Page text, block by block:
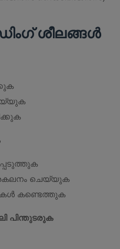
ശീലങ്ങൾ
ചെയ്യുക
കണ്ടെത്തുക
പിന്തുടരുക